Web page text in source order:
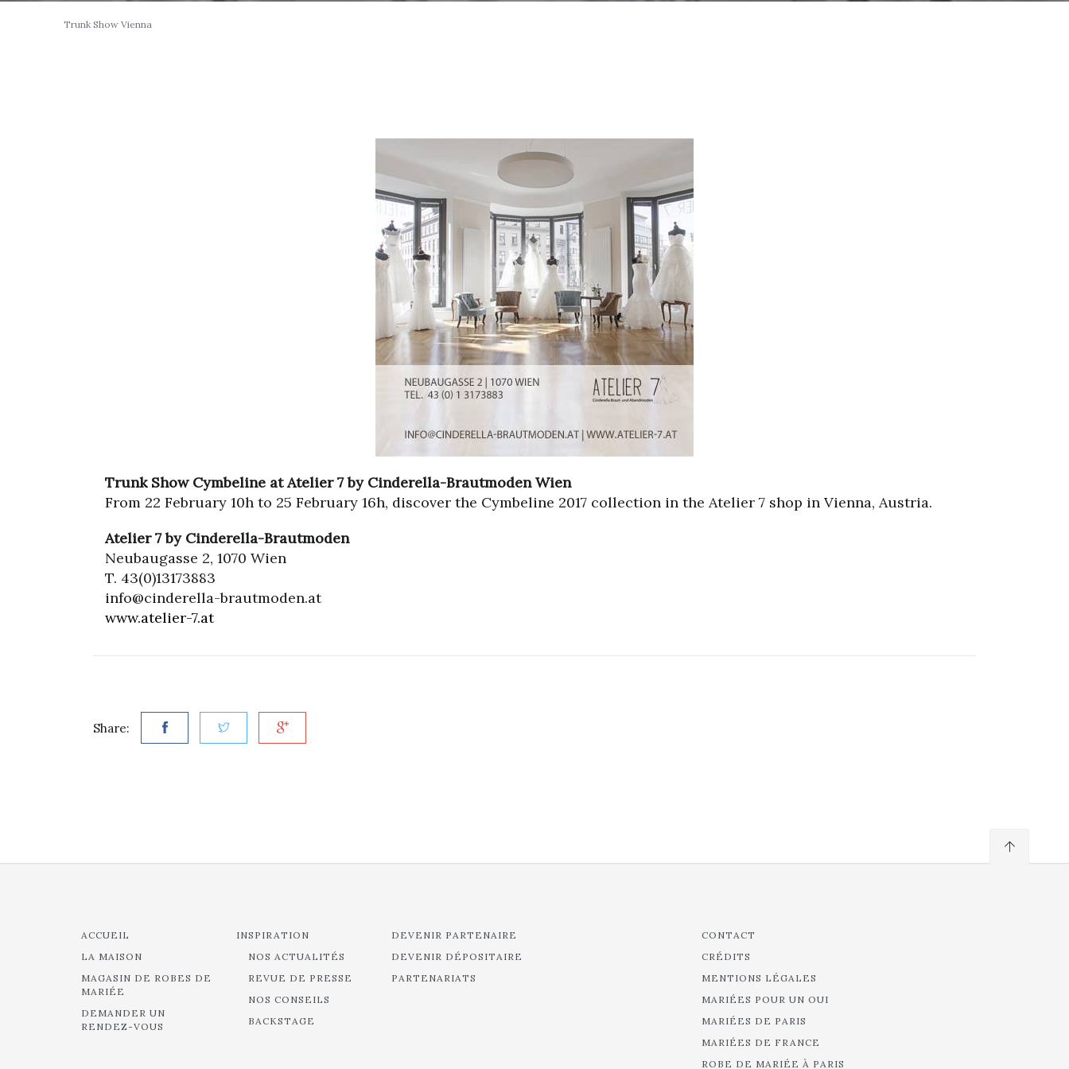
Trunk Show Vienna
Trunk Show Cymbeline at Atelier 7 by Cinderella-Brautmoden Wien
From 22 February 10h to 25 February 16h, discover the Cymbeline 2017 collection in the Atelier 7 shop in Vienna, Austria.
Atelier 7 by Cinderella-Brautmoden
Neubaugasse 2, 1070 Wien
T. 43(0)13173883
info@cinderella-brautmoden.at
www.atelier-7.at
Share:
ACCUEIL
LA MAISON
MAGASIN DE ROBES DE
MARIÉE
DEMANDER UN
RENDEZ-VOUS
INSPIRATION
NOS ACTUALITÉS
REVUE DE PRESSE
NOS CONSEILS
BACKSTAGE
DEVENIR PARTENAIRE
DEVENIR DÉPOSITAIRE
PARTENARIATS
CONTACT
CRÉDITS
MENTIONS LÉGALES
MARIÉES POUR UN OUI
MARIÉES DE PARIS
MARIÉES DE FRANCE
ROBE DE MARIÉE À PARIS